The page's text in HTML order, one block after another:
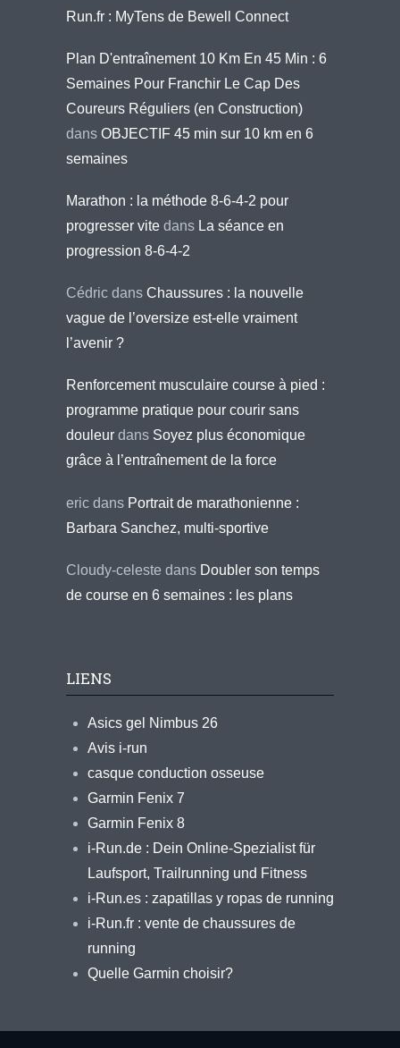
Run.fr : MyTens de Bewell Connect
Plan D'entraînement 10 Km En 45 Min : 6
Semaines Pour Franchir Le Cap Des
Coureurs Réguliers (en Construction)
dans OBJECTIF 45 min sur 10 km en 6
semaines
Marathon : la méthode 8-6-4-2 pour
progresser vite dans La séance en
progression 8-6-4-2
Cédric dans Chaussures : la nouvelle
vague de l’oversize est-elle vraiment
l’avenir ?
Renforcement musculaire course à pied :
programme pratique pour courir sans
douleur dans Soyez plus économique
grâce à l’entraînement de la force
eric dans Portrait de marathonienne :
Barbara Sanchez, multi-sportive
Cloudy-celeste dans Doubler son temps
de course en 6 semaines : les plans
LIENS
Asics gel Nimbus 26
Avis i-run
casque conduction osseuse
Garmin Fenix 7
Garmin Fenix 8
i-Run.de : Dein Online-Spezialist für
Laufsport, Trailrunning und Fitness
i-Run.es : zapatillas y ropas de running
i-Run.fr : vente de chaussures de
running
Quelle Garmin choisir?